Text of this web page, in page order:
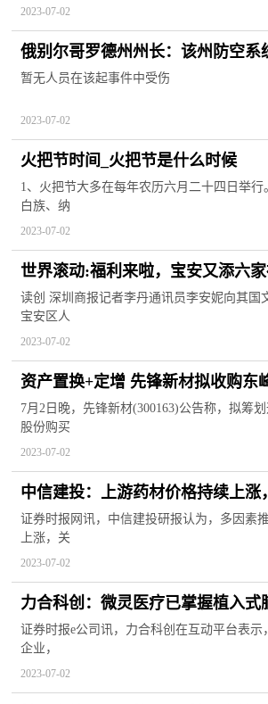
2023-07-02
俄别尔哥罗德州州长：该州防空系
暂无人员在该起事件中受伤
2023-07-02
火把节时间_火把节是什么时候
1、火把节大多在每年农历六月二十四日举行
白族、纳
2023-07-02
世界滚动:福利来啦，宝安又添六
可达
读创 深圳商报记者李丹通讯员李安妮向其国
宝安区人
2023-07-02
资产置换+定增 先锋新材拟收购东峰电缆控股权-环
球时快讯
7月2日晚，先锋新材(300163)公告称，拟筹
股份购买
2023-07-02
中信建投：上游药材价格持续上涨
资源的公司 天天热消息
证券时报网讯，中信建投研报认为，多因素
上涨，关
2023-07-02
力合科创：微灵医疗已掌握植入式
全链条自主技术-世界速读
证券时报e公司讯，力合科创在互动平台表
企业，
2023-07-02